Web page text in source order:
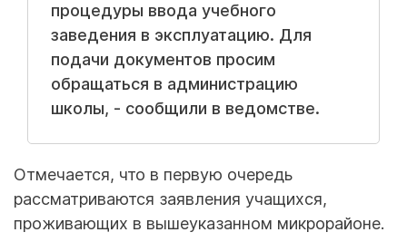
процедуры ввода учебного
заведения в эксплуатацию. Для
подачи документов просим
обращаться в администрацию
школы, - сообщили в ведомстве.
Отмечается, что в первую очередь
рассматриваются заявления учащихся,
проживающих в вышеуказанном микрорайоне.